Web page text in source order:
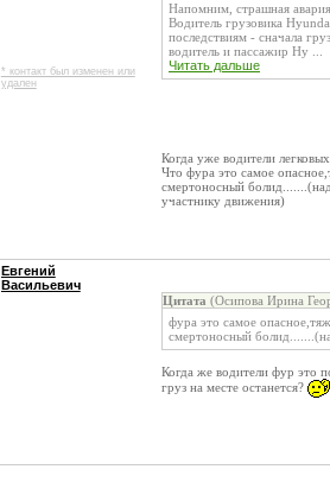
* контакт был изменен или
удален
Напомним, страшная
Водитель грузовика
последствиям - сначала
водитель и пассажир Hy ...
Читать дальше
Когда уже водители
Что фура это самое
смертоносный
участнику движения)
Евгений
Васильевич
Цитата (Осипова Ирина
фура это самое
смертоносный
Когда же водители фур это
груз на месте останется?